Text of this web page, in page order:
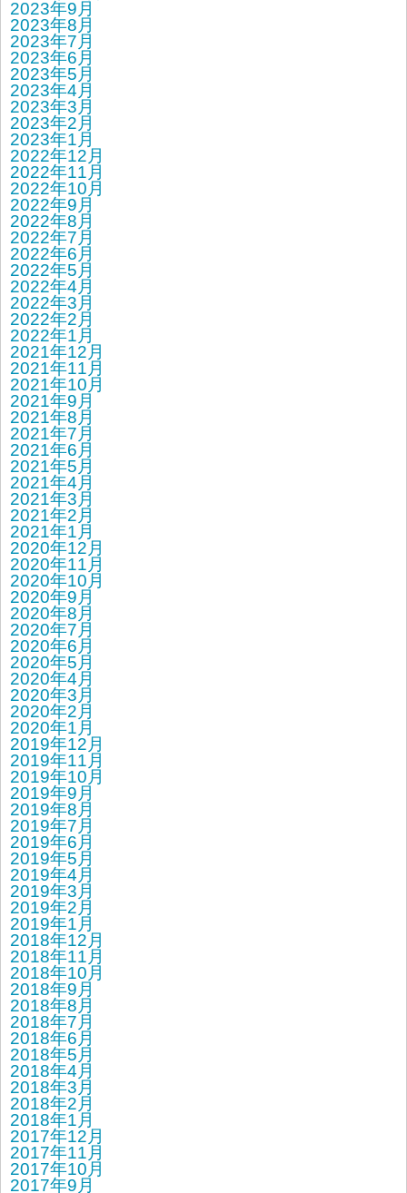
2023年9月
2023年8月
2023年7月
2023年6月
2023年5月
2023年4月
2023年3月
2023年2月
2023年1月
2022年12月
2022年11月
2022年10月
2022年9月
2022年8月
2022年7月
2022年6月
2022年5月
2022年4月
2022年3月
2022年2月
2022年1月
2021年12月
2021年11月
2021年10月
2021年9月
2021年8月
2021年7月
2021年6月
2021年5月
2021年4月
2021年3月
2021年2月
2021年1月
2020年12月
2020年11月
2020年10月
2020年9月
2020年8月
2020年7月
2020年6月
2020年5月
2020年4月
2020年3月
2020年2月
2020年1月
2019年12月
2019年11月
2019年10月
2019年9月
2019年8月
2019年7月
2019年6月
2019年5月
2019年4月
2019年3月
2019年2月
2019年1月
2018年12月
2018年11月
2018年10月
2018年9月
2018年8月
2018年7月
2018年6月
2018年5月
2018年4月
2018年3月
2018年2月
2018年1月
2017年12月
2017年11月
2017年10月
2017年9月